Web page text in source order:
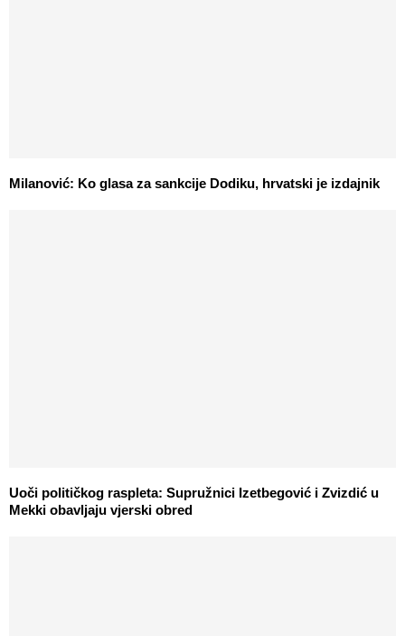
Milanović: Ko glasa za sankcije Dodiku, hrvatski je izdajnik
Uoči političkog raspleta: Supružnici Izetbegović i Zvizdić u
Mekki obavljaju vjerski obred